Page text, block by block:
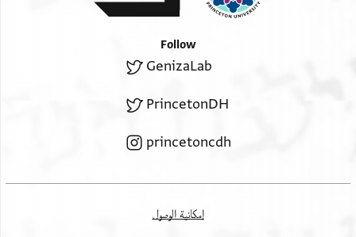
Follow
GenizaLab
PrincetonDH
princetoncdh
إمكانية الوصول